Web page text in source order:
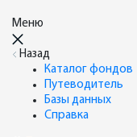
Меню
Назад
Каталог фондов
Путеводитель
Базы данных
Справка